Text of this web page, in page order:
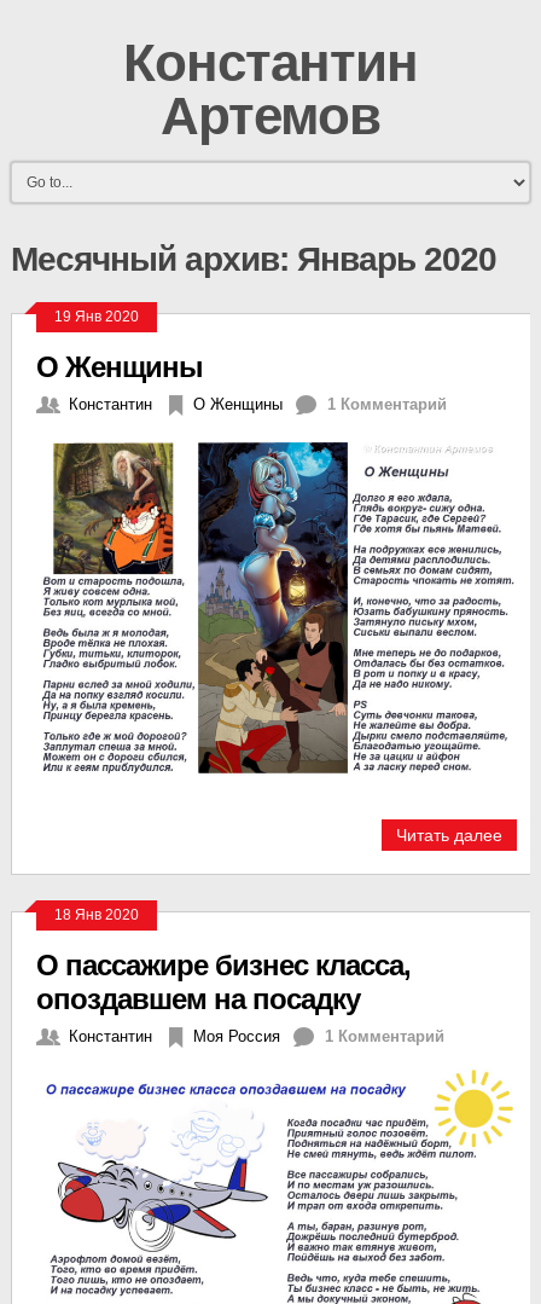
Константин
Артемов
Месячный архив: Январь 2020
19 Янв 2020
О Женщины
Константин О Женщины 1 Комментарий
Читать далее
18 Янв 2020
О пассажире бизнес класса,
опоздавшем на посадку
Константин Моя Россия 1 Комментарий